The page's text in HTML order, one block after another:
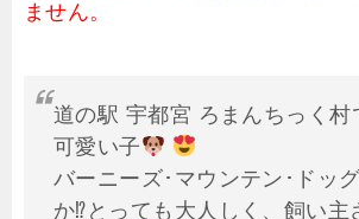
ません。
道の駅 宇都宮 ろまんちっく村
可愛い子
バーニーズ･マウンテン･ドッ
か⁉とっても大人しく、飼い主